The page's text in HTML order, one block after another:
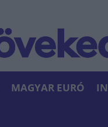
MAGYAR EURÓ